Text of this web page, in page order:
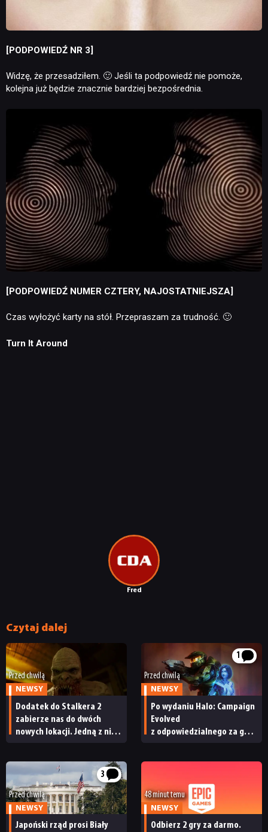
KULTURA
RETRO
DYSKUSJE
JUŻ GRALIŚMY
SKLEP
Fred
[PODPOWIEDŹ NR 3]
Widzę, że przesadziłem. 🙂 Jeśli ta podpowiedź nie pomoże,
kolejna już będzie znacznie bardziej bezpośrednia.
[PODPOWIEDŹ NUMER CZTERY, NAJOSTATNIEJSZA]
Czas wyłożyć karty na stół. Przepraszam za trudność. 🙂
Turn It Around
Czytaj dalej
Przed chwilą
NEWSY
Dodatek do Stalkera 2
zabierze nas do dwóch
nowych lokacji. Jedną z nich
1
Przed chwilą
NEWSY
Po wydaniu Halo: Campaign
Evolved
z odpowiedzialnego za grę
3
Przed chwilą
NEWSY
Japoński rząd prosi Biały
48 minut temu
NEWSY
Odbierz 2 gry za darmo.